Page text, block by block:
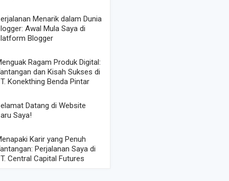
Menarik dalam Dunia
Awal Mula Saya di
Blogger
Ragam Produk Digital:
dan Kisah Sukses di
Konekthing Benda Pintar
Datang di Website
Saya!
Karir yang Penuh
Perjalanan Saya di
Central Capital Futures